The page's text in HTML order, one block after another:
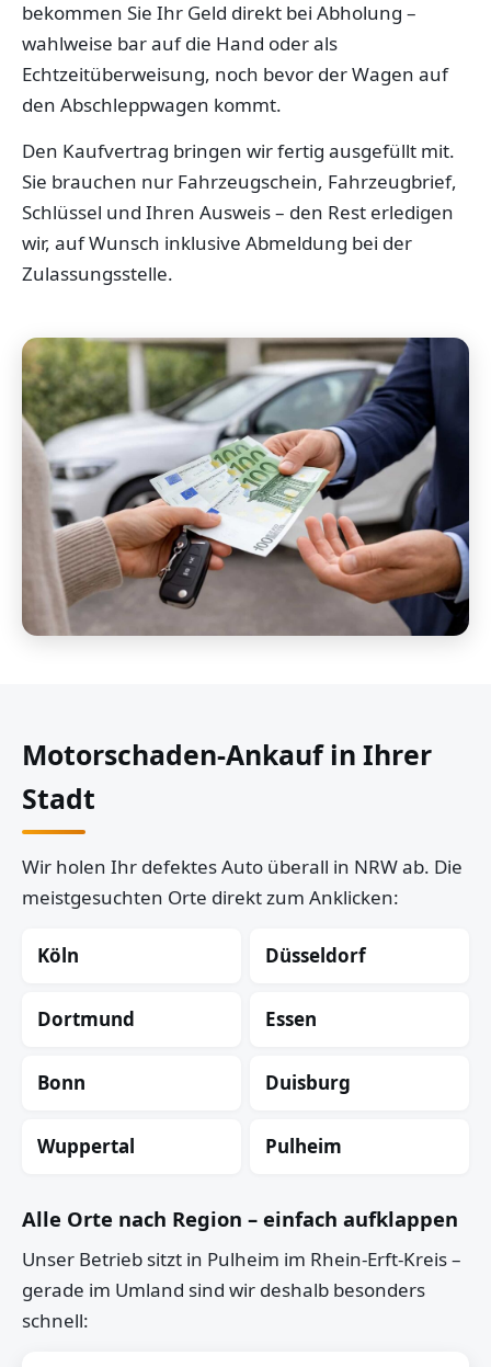
bekommen Sie Ihr Geld direkt bei Abholung –
wahlweise bar auf die Hand oder als
Echtzeitüberweisung, noch bevor der Wagen auf
den Abschleppwagen kommt.
Den Kaufvertrag bringen wir fertig ausgefüllt mit.
Sie brauchen nur Fahrzeugschein, Fahrzeugbrief,
Schlüssel und Ihren Ausweis – den Rest erledigen
wir, auf Wunsch inklusive Abmeldung bei der
Zulassungsstelle.
Motorschaden-Ankauf in Ihrer
Stadt
Wir holen Ihr defektes Auto überall in NRW ab. Die
meistgesuchten Orte direkt zum Anklicken:
Köln Düsseldorf
Dortmund Essen
Bonn Duisburg
Wuppertal Pulheim
Alle Orte nach Region – einfach aufklappen
Unser Betrieb sitzt in Pulheim im Rhein-Erft-Kreis –
gerade im Umland sind wir deshalb besonders
schnell: